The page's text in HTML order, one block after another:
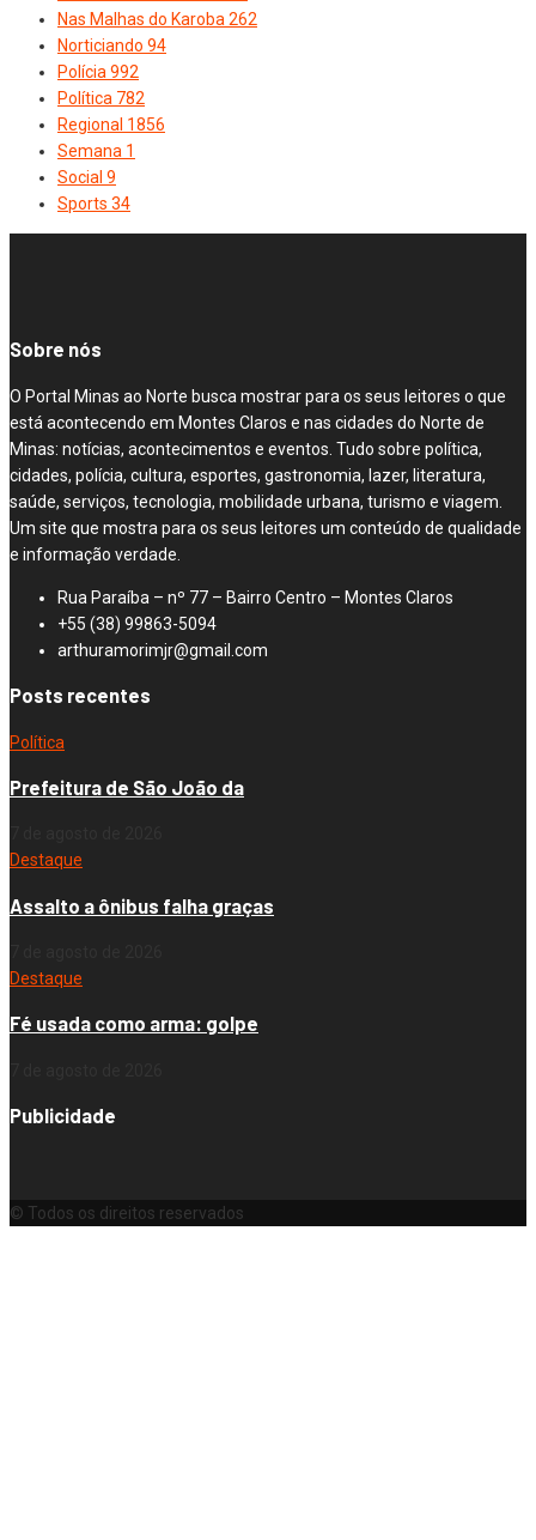
Nas Malhas do Karoba 262
Norticiando 94
Polícia 992
Política 782
Regional 1856
Semana 1
Social 9
Sports 34
Sobre nós
O Portal Minas ao Norte busca mostrar para os seus leitores o que
está acontecendo em Montes Claros e nas cidades do Norte de
Minas: notícias, acontecimentos e eventos. Tudo sobre política,
cidades, polícia, cultura, esportes, gastronomia, lazer, literatura,
saúde, serviços, tecnologia, mobilidade urbana, turismo e viagem.
Um site que mostra para os seus leitores um conteúdo de qualidade
e informação verdade.
Rua Paraíba – nº 77 – Bairro Centro – Montes Claros
+55 (38) 99863-5094
arthuramorimjr@gmail.com
Posts recentes
Política
Prefeitura de São João da
Destaque
Assalto a ônibus falha graças
Destaque
Fé usada como arma: golpe
Publicidade
© Todos os direitos reservados